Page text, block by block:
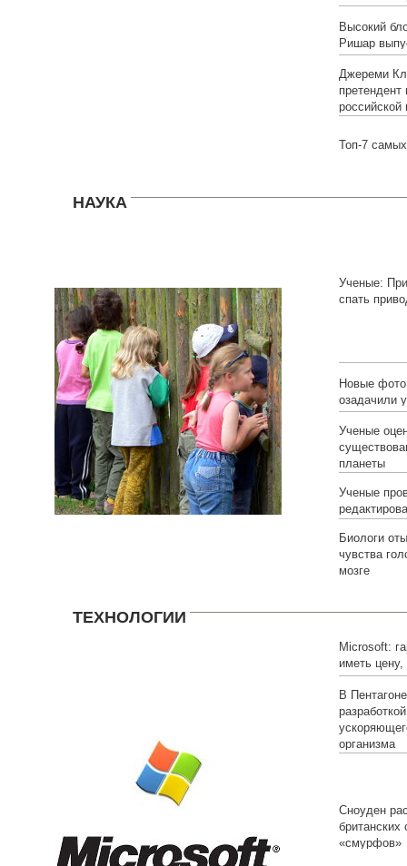
Высокий
Ришар
Джереми
претендент
российской
Топ-7
НАУКА
Ученые:
спать
Новые
озадачили
Ученые
планеты
Ученые
Биологи
чувства
мозге
ТЕХНОЛОГИИ
Microsoft:
иметь
В
организма
Сноуден
«смурфов»